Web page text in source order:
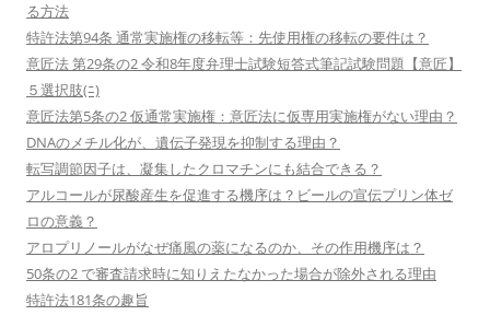
る方法
特許法第94条 通常実施権の移転等：先使用権の移転の要件は？
意匠法 第29条の2 令和8年度弁理士試験短答式筆記試験問題【意匠】
５選択肢(ﾆ)
意匠法第5条の2 仮通常実施権：意匠法に仮専用実施権がない理由？
DNAのメチル化が、遺伝子発現を抑制する理由？
転写調節因子は、凝集したクロマチンにも結合できる？
アルコールが尿酸産生を促進する機序は？ビールの宣伝プリン体ゼ
ロの意義？
アロプリノールがなぜ痛風の薬になるのか、その作用機序は？
50条の2 で審査請求時に知りえたなかった場合が除外される理由
特許法181条の趣旨